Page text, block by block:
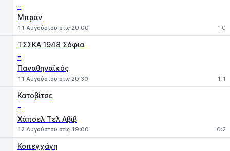
-
Μπραν
11 Αυγούστου στις 20:00 1:0
ΤΣΣΚΑ 1948 Σόφια
-
Παναθηναϊκός
11 Αυγούστου στις 20:30 1:1
Κατοβίτσε
-
Χάποελ Τελ Αβίβ
12 Αυγούστου στις 19:00 0:2
Κοπεγχάγη